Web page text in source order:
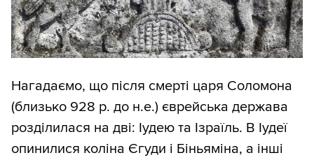
Нагадаємо, що після смерті царя Соломона
(близько 928 р. до н.е.) єврейська держава
розділилася на дві: Іудею та Ізраїль. В Іудеї
опинилися коліна Єгуди і Біньяміна, а інші